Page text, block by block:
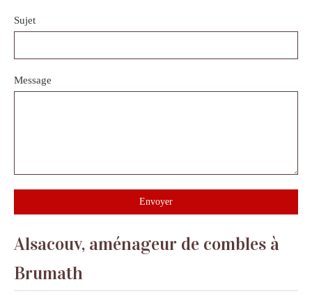
Sujet
Message
Envoyer
Alsacouv, aménageur de combles à
Brumath